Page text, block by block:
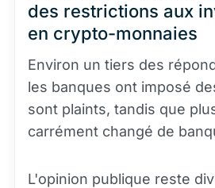
des restrictions aux
en crypto-monnaies
Environ un tiers des
les banques ont imposé
sont plaints, tandis que
carrément changé de
L'opinion publique reste